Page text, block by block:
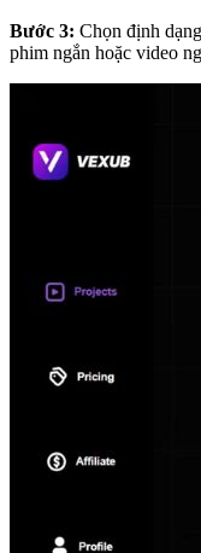
Bước 3: Chọn định
phim ngắn hoặc video